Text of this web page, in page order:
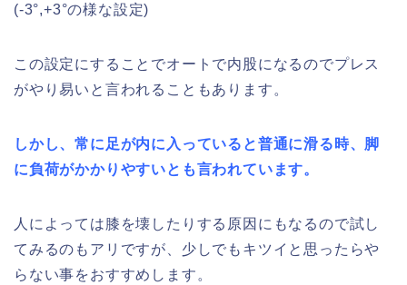
(-3°,+3°の様な設定)
この設定にすることでオートで内股になるのでプレス
がやり易いと言われることもあります。
しかし、常に足が内に入っていると普通に滑る時、脚
に負荷がかかりやすいとも言われています。
人によっては膝を壊したりする原因にもなるので試し
てみるのもアリですが、少しでもキツイと思ったらや
らない事をおすすめします。